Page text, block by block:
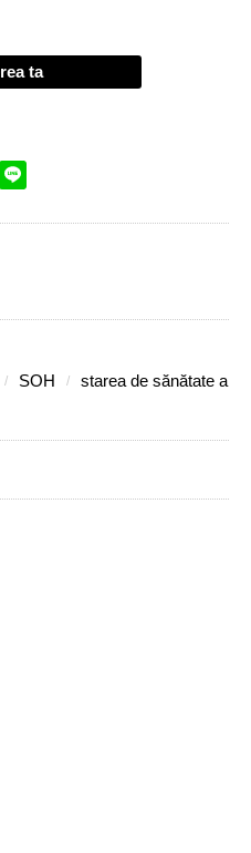
ta
SOH
starea de sănătate a